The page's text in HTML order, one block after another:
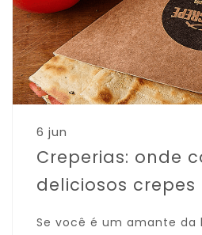
6 jun
Creperias: onde
deliciosos crepes
Se você é um amante da